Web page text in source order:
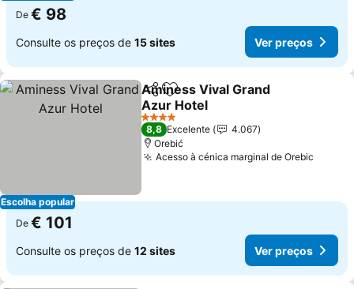
De € 98
Consulte os preços de 15 sites Ver preços
Escolha popular
PartilharAdicionar aos favoritos
Aminess Vival Grand
Azur Hotel
4 Estrelas
8,8 Excelente
4.067
Orebić
Acesso à cénica marginal de Orebic
De € 101
Consulte os preços de 12 sites Ver preços